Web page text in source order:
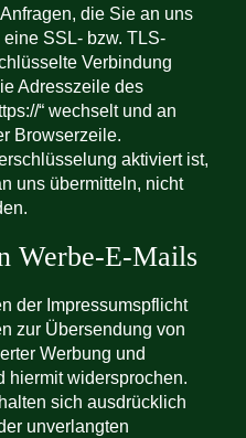
die Sie an uns
SSL- bzw. TLS-
Verbindung
Adresszeile des
“ wechselt und an
Browserzeile.
aktiviert ist,
uns übermitteln, nicht
Werbe-E-Mails
der Impressumspflicht
zur Übersendung von
Werbung und
hiermit widersprochen.
sich ausdrücklich
unverlangten